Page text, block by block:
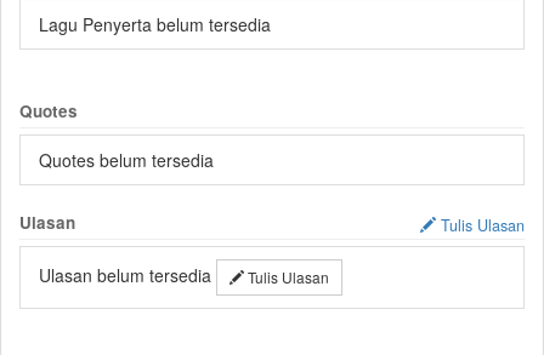
Lagu Penyerta belum tersedia
Quotes
Quotes belum tersedia
Ulasan Tulis Ulasan
Ulasan belum tersedia Tulis Ulasan